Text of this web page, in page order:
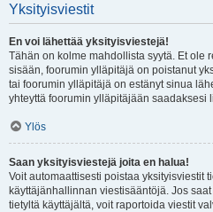
Yksityisviestit
En voi lähettää yksityisviestejä!
Tähän on kolme mahdollista syytä. Et ole
sisään, foorumin ylläpitäjä on poistanut
tai foorumin ylläpitäjä on estänyt sinua
yhteyttä foorumin ylläpitäjään saadaksesi
Ylös
Saan yksityisviestejä joita en halua!
Voit automaattisesti poistaa yksityisviestit
käyttäjänhallinnan viestisääntöjä. Jos
tietyltä käyttäjältä, voit raportoida viestit